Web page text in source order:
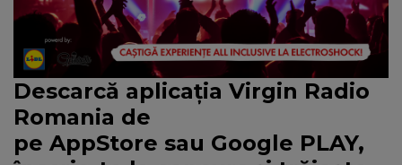
NEWS
CONTUL MEU
Descarcă aplicația Virgin Radio
Romania de
pe AppStore sau Google PLAY,